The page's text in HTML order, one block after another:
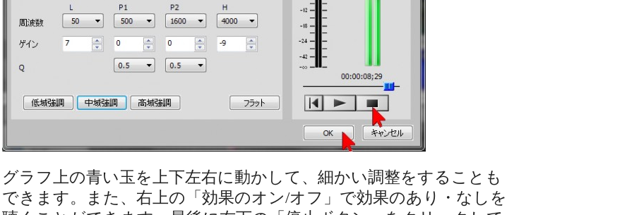
グラフ上の青い玉を上下左右に動かして、細かい調整をすることも
できます。また、右上の「効果のオン/オフ」で効果のあり・なしを